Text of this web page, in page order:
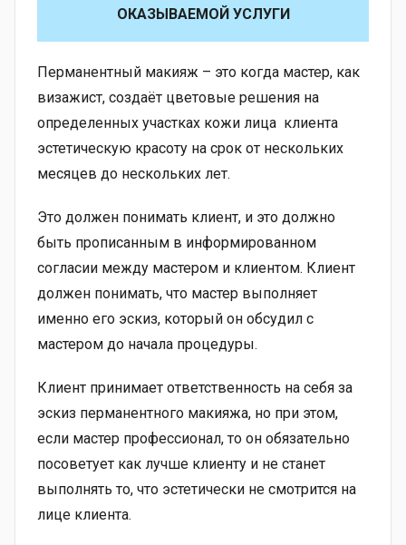
ОКАЗЫВАЕМОЙ УСЛУГИ
Перманентный макияж – это когда мастер, как
визажист, создаёт цветовые решения на
определенных участках кожи лица клиента
эстетическую красоту на срок от нескольких
месяцев до нескольких лет.
Это должен понимать клиент, и это должно
быть прописанным в информированном
согласии между мастером и клиентом. Клиент
должен понимать, что мастер выполняет
именно его эскиз, который он обсудил с
мастером до начала процедуры.
Клиент принимает ответственность на себя за
эскиз перманентного макияжа, но при этом,
если мастер профессионал, то он обязательно
посоветует как лучше клиенту и не станет
выполнять то, что эстетически не смотрится на
лице клиента.